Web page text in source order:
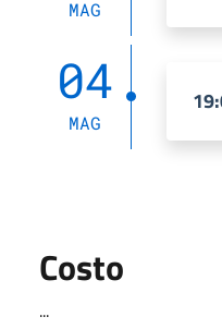
MAG
04
MAG
Costo
...